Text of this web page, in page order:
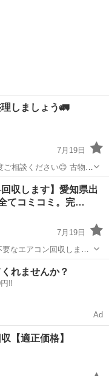
しましょう🚛
7月19日
買取
収します】愛知県出
てコミコミ。完…
7月19日
なエアコン回収しま
株)ECS エッジクリ
お家の建て替えなどで
無料
れませんか？
‼️
Ad
【適正価格】